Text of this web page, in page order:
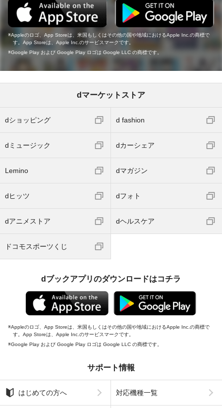
Appleのロゴ、App Storeは、米国もしくはその他の国や地域におけるApple Inc.の商標で
す。App Storeは、Apple Inc.のサービスマークです。
Google Play および Google Play ロゴは Google LLC の商標です。
dマーケットストア
dショッピング d fashion
dミュージック dカーシェア
Lemino dマガジン
dヒッツ dフォト
dアニメストア dヘルスケア
ドコモスポーツくじ
dブックアプリのダウンロードはコチラ
Appleのロゴ、App Storeは、米国もしくはその他の国や地域におけるApple Inc.の商標で
す。App Storeは、Apple Inc.のサービスマークです。
Google Play および Google Play ロゴは Google LLC の商標です。
サポート情報
はじめての方へ 対応機種一覧